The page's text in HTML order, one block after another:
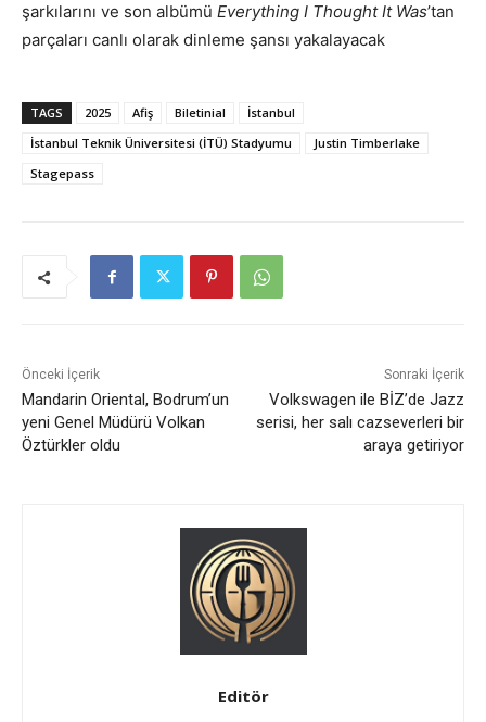
şarkılarını ve son albümü Everything I Thought It Was’tan
parçaları canlı olarak dinleme şansı yakalayacak
TAGS 2025 Afiş Biletinial
İstanbul
İstanbul Teknik Üniversitesi (İTÜ) Stadyumu
Justin Timberlake
Stagepass
Önceki İçerik
Mandarin Oriental, Bodrum’un
yeni Genel Müdürü Volkan
Öztürkler oldu
Sonraki İçerik
Volkswagen ile BİZ’de Jazz
serisi, her salı cazseverleri bir
araya getiriyor
Editör